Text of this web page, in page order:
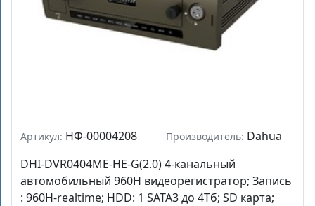
Артикул: НФ-00004208 Производитель: Dahua
DHI-DVR0404ME-HE-G(2.0) 4-канальный
автомобильный 960H видеорегистратор; Запись
: 960H-realtime; HDD: 1 SATA3 до 4Тб; SD карта;